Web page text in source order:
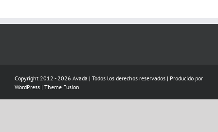
Copyright 2012 - 2026 Avada | Todos los derechos reservados | Producido por
WordPress | Theme Fusion